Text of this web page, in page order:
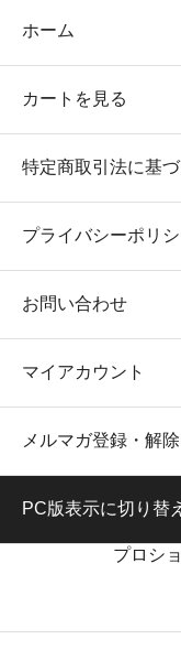
ホーム
カートを見る
特定商取引法に基
プライバシーポリ
お問い合わせ
マイアカウント
メルマガ登録・解除
PC版表示に切り替
プロショ